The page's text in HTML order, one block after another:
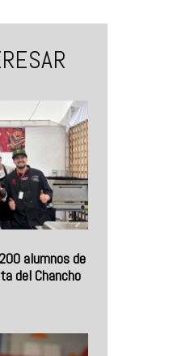
alumnos de
del Chancho